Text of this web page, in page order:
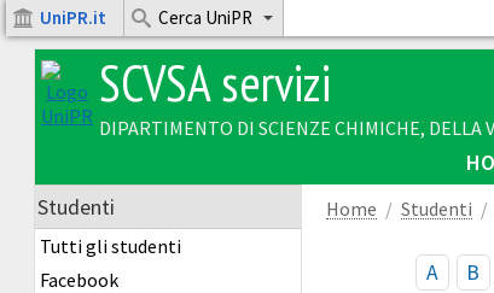
UniPR.it Cerca UniPR
SCVSA servizi
DIPARTIMENTO DI SCIENZE CHIMICHE, DELLA
Studenti
Tutti gli studenti
Facebook
Home Studenti
A B